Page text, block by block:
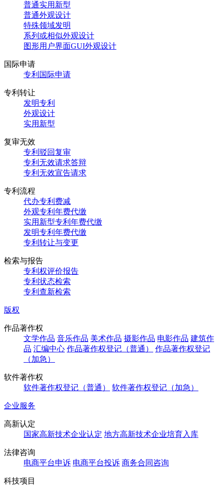
普通实用新型
普通外观设计
特殊领域发明
系列或相似外观设计
图形用户界面GUI外观设计
国际申请
专利国际申请
专利转让
发明专利
外观设计
实用新型
复审无效
专利驳回复审
专利无效请求答辩
专利无效宣告请求
专利流程
代办专利费减
外观专利年费代缴
实用新型专利年费代缴
发明专利年费代缴
专利转让与变更
检索与报告
专利权评价报告
专利状态检索
专利查新检索
版权
作品著作权
文学作品 音乐作品 美术作品 摄影作品 电影作品 建筑作
品 汇编中心 作品著作权登记（普通）
作品著作权登记
（加急）
软件著作权
软件著作权登记（普通）
软件著作权登记（加急）
企业服务
高新认定
国家高新技术企业认定 地方高新技术企业培育入库
法律咨询
电商平台申诉 电商平台投诉 商务合同咨询
科技项目